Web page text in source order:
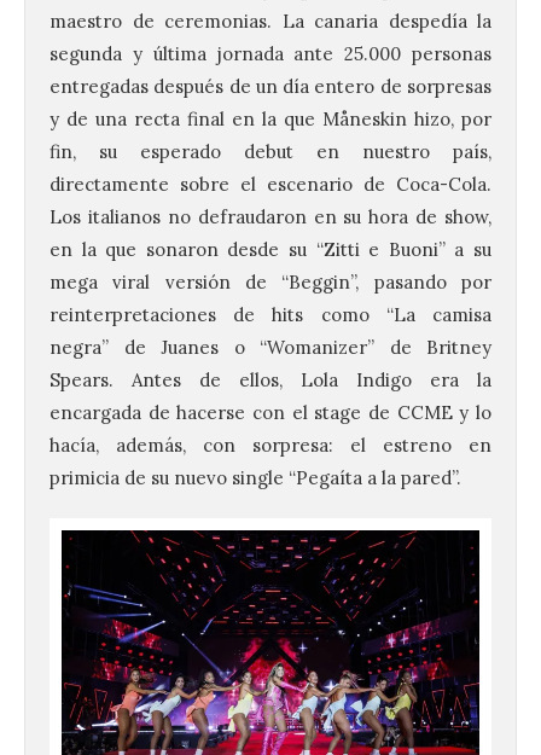
maestro de ceremonias. La canaria despedía la
segunda y última jornada ante 25.000 personas
entregadas después de un día entero de sorpresas
y de una recta final en la que Måneskin hizo, por
fin, su esperado debut en nuestro país,
directamente sobre el escenario de Coca-Cola.
Los italianos no defraudaron en su hora de show,
en la que sonaron desde su “Zitti e Buoni” a su
mega viral versión de “Beggin”, pasando por
reinterpretaciones de hits como “La camisa
negra” de Juanes o “Womanizer” de Britney
Spears. Antes de ellos, Lola Indigo era la
encargada de hacerse con el stage de CCME y lo
hacía, además, con sorpresa: el estreno en
primicia de su nuevo single “Pegaíta a la pared”.